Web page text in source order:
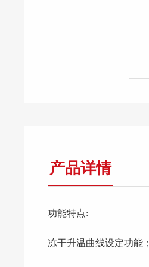
产品详情
功能特点:
冻干升温曲线设定功能；